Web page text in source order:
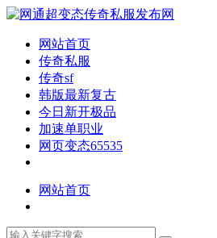
网站首页
传奇私服
传奇sf
韩版最新复古
今日新开极品
加速单职业
网页变态65535
网站首页